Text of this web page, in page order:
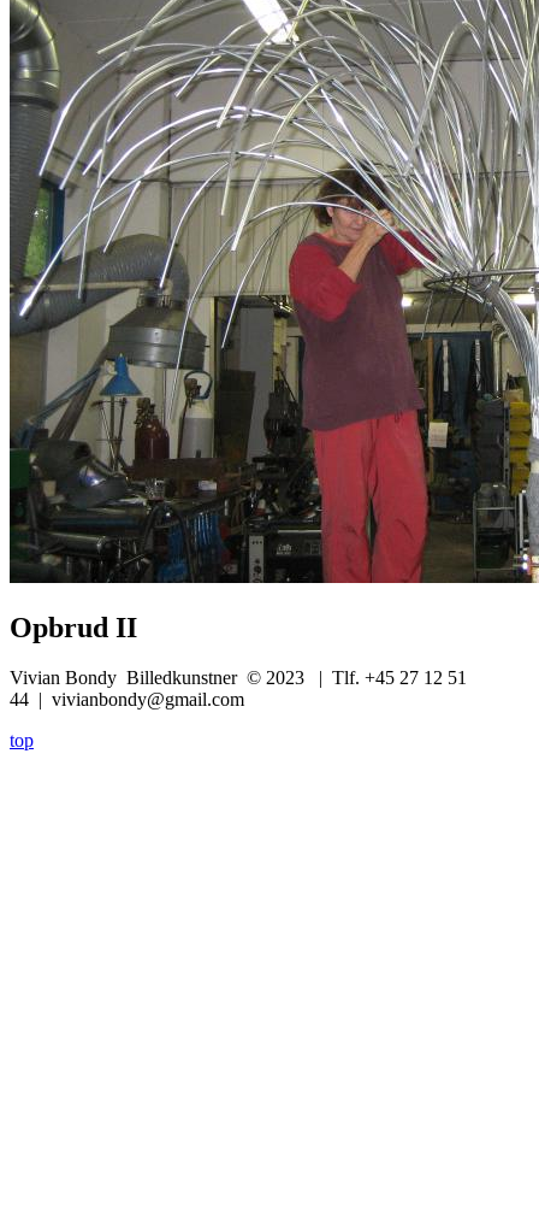
Opbrud II
Vivian Bondy Billedkunstner © 2023 | Tlf. +45 27 12 51
44 | vivianbondy@gmail.com
top